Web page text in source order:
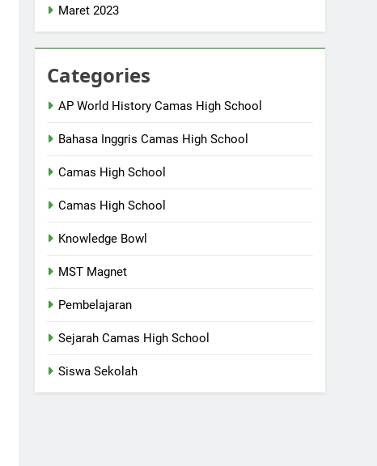
Maret 2023
Categories
AP World History Camas High School
Bahasa Inggris Camas High School
Camas High School
Camas High School
Knowledge Bowl
MST Magnet
Pembelajaran
Sejarah Camas High School
Siswa Sekolah